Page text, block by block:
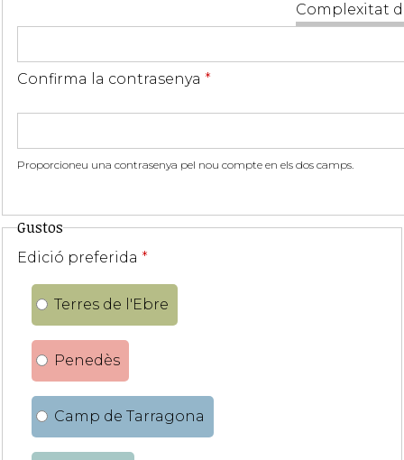
Complexitat
Confirma la contrasenya *
Proporcioneu una contrasenya pel nou compte en els dos camps.
Gustos
Edició preferida *
Terres de l'Ebre
Penedès
Camp de Tarragona